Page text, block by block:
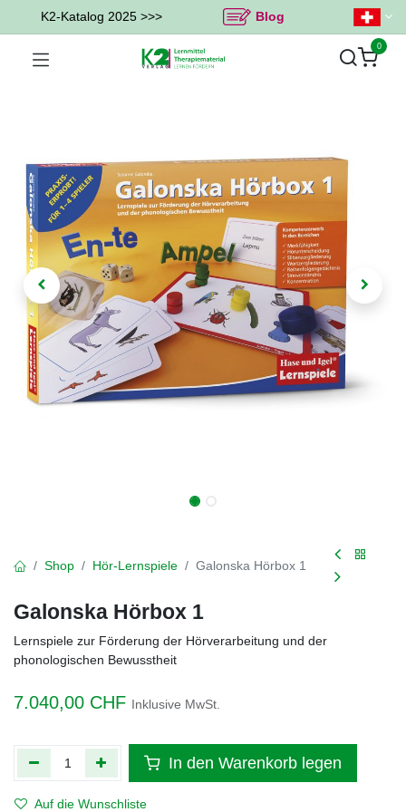
K2-Katalog 2025 >>> Blog
0
Shop Hör-Lernspiele Galonska Hörbox 1
Galonska Hörbox 1
Lernspiele zur Förderung der Hörverarbeitung und der
phonologischen Bewusstheit
7.040,00 CHF Inklusive MwSt.
In den Warenkorb legen
Auf die Wunschliste